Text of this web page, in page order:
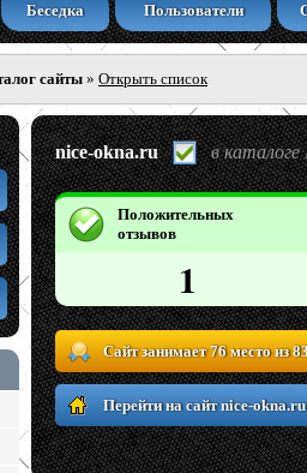
Беседка Пользователи
сайты » Открыть список
nice-okna.ru в
Положительных
отзывов
1
Сайт занимает 76 место из
Перейти на сайт nice-